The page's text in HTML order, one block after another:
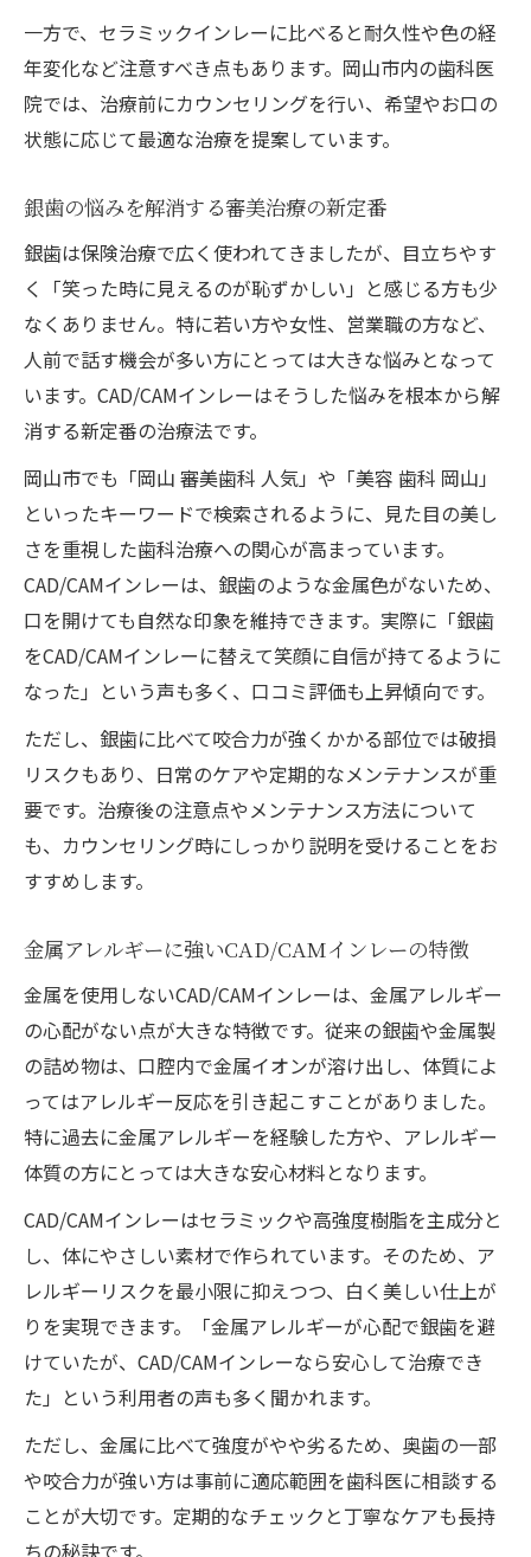
方法
高校生も安心して選べる審美治療のポイン
口コミで人気の審美歯科の選び方ガイド
保険適用で実現する時短施術の魅力
岡山市で進む金属フリー治療の最新動向まとめ
CAD/CAMインレー中心に広がる金属フリー
治療
岡山市で注目の審美歯科トレンドを解説
口コミで話題の金属フリー治療のメリット
金属アレルギー対策の新たな選択肢とは
自然な白さを追求した審美治療の今
ブラックトライアングルや虫歯悩みにも有効な
理由
CAD/CAMインレーがブラックトライアング
ルに有効な理由
高校生の銀歯悩みも自然な白さで解決
口コミで広がる虫歯治療の新定番を紹介
一方で、セラミックインレーに比べると耐久性や色の経
年変化など注意すべき点もあります。岡山市内の歯科医
院では、治療前にカウンセリングを行い、希望やお口の
状態に応じて最適な治療を提案しています。
銀歯の悩みを解消する審美治療の新定番
銀歯は保険治療で広く使われてきましたが、目立ちやす
く「笑った時に見えるのが恥ずかしい」と感じる方も少
なくありません。特に若い方や女性、営業職の方など、
人前で話す機会が多い方にとっては大きな悩みとなって
います。CAD/CAMインレーはそうした悩みを根本から解
消する新定番の治療法です。
岡山市でも「岡山 審美歯科 人気」や「美容 歯科 岡山」
といったキーワードで検索されるように、見た目の美し
さを重視した歯科治療への関心が高まっています。
CAD/CAMインレーは、銀歯のような金属色がないため、
口を開けても自然な印象を維持できます。実際に「銀歯
をCAD/CAMインレーに替えて笑顔に自信が持てるように
なった」という声も多く、口コミ評価も上昇傾向です。
ただし、銀歯に比べて咬合力が強くかかる部位では破損
リスクもあり、日常のケアや定期的なメンテナンスが重
要です。治療後の注意点やメンテナンス方法について
も、カウンセリング時にしっかり説明を受けることをお
すすめします。
金属アレルギーに強いCAD/CAMインレーの特徴
金属を使用しないCAD/CAMインレーは、金属アレルギー
の心配がない点が大きな特徴です。従来の銀歯や金属製
の詰め物は、口腔内で金属イオンが溶け出し、体質によ
ってはアレルギー反応を引き起こすことがありました。
特に過去に金属アレルギーを経験した方や、アレルギー
体質の方にとっては大きな安心材料となります。
CAD/CAMインレーはセラミックや高強度樹脂を主成分と
し、体にやさしい素材で作られています。そのため、ア
レルギーリスクを最小限に抑えつつ、白く美しい仕上が
りを実現できます。「金属アレルギーが心配で銀歯を避
けていたが、CAD/CAMインレーなら安心して治療でき
た」という利用者の声も多く聞かれます。
ただし、金属に比べて強度がやや劣るため、奥歯の一部
や咬合力が強い方は事前に適応範囲を歯科医に相談する
ことが大切です。定期的なチェックと丁寧なケアも長持
ちの秘訣です。